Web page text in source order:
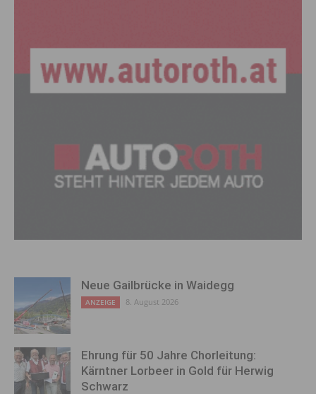
Neue Gailbrücke in Waidegg
ANZEIGE 8. August 2026
Ehrung für 50 Jahre Chorleitung:
Kärntner Lorbeer in Gold für Herwig
Schwarz